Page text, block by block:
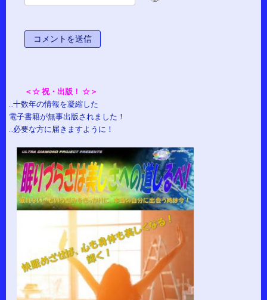
＜☆ 祝・出版！ ☆＞
…十数年の情報を凝縮した
電子書籍が無事出版されました！
…必要な方に届きますように！